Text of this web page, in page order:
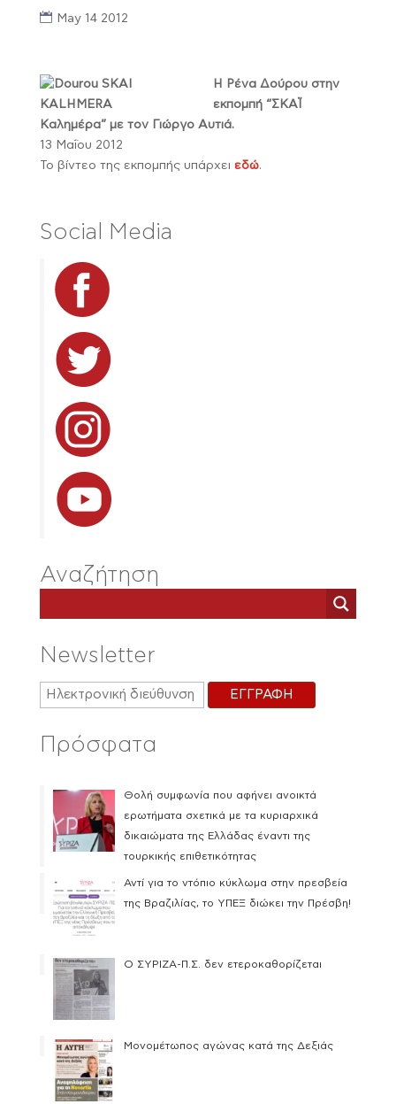
May 14 2012
Η Ρένα Δούρου στην
εκπομπή “ΣΚΑΪ
Καλημέρα” με τον Γιώργο Αυτιά.
13 Μαΐου 2012
Το βίντεο της εκπομπής υπάρχει εδώ.
Social Media
Αναζήτηση
Newsletter
Πρόσφατα
Θολή συμφωνία που αφήνει ανοικτά
ερωτήματα σχετικά με τα κυριαρχικά
δικαιώματα της Ελλάδας έναντι της
τουρκικής επιθετικότητας
Αντί για το ντόπιο κύκλωμα στην πρεσβεία
της Βραζιλίας, το ΥΠΕΞ διώκει την Πρέσβη!
Ο ΣΥΡΙΖΑ-Π.Σ. δεν ετεροκαθορίζεται
Μονομέτωπος αγώνας κατά της Δεξιάς